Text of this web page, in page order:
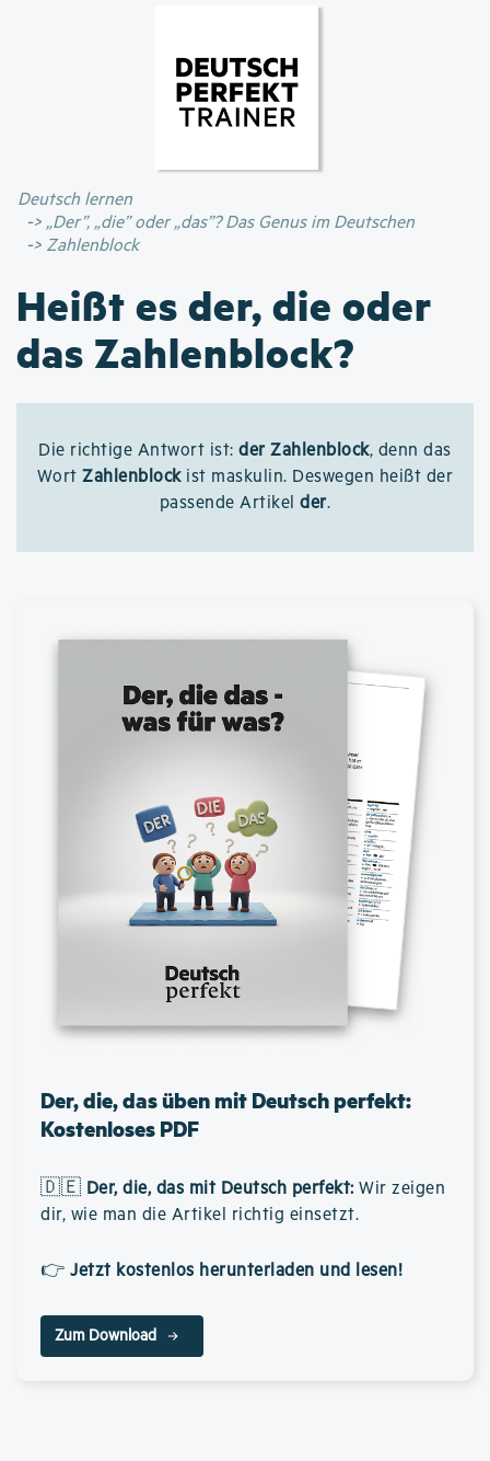
Inhalt
Deutsch lernen
„Der”, „die” oder „das”? Das Genus im Deutschen
Zahlenblock
Heißt es der, die oder
das Zahlenblock?
Die richtige Antwort ist:der Zahlenblock, denn das
WortZahlenblockist maskulin. Deswegen heißt der
passende Artikelder.
Der, die, das üben mit Deutsch perfekt:
Kostenloses PDF
🇩🇪 Der, die, das mit Deutsch perfekt: Wir zeigen
dir, wie man die Artikel richtig einsetzt.
👉 Jetzt kostenlos herunterladen und lesen!
Zum Download